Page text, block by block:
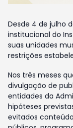
Desde 4 de julho
institucional do
suas unidades
restrições
Nos três meses
divulgação de
entidades da
hipóteses
evitados